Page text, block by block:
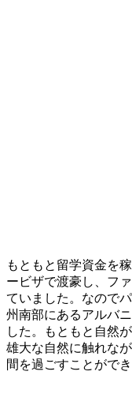
もともと留学資金を
ービザで渡豪し、フ
ていました。なので
州南部にあるアルバ
した。もともと自然
雄大な自然に触れな
間を過ごすことができ